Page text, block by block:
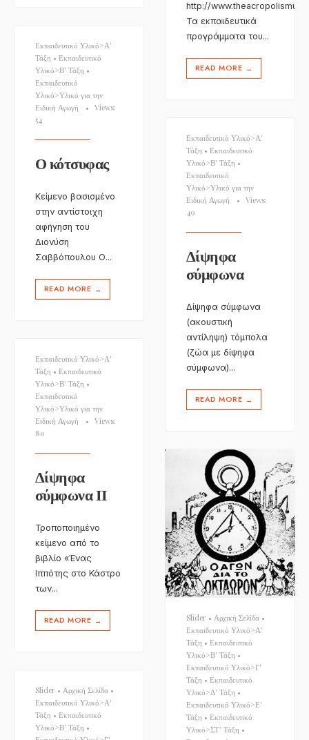
http://
Τα εκπαιδευτικά
προγράμματα του...
READ MORE →
Εκπαιδευτικό Υλικό>Α'
Τάξη • Εκπαιδευτικό
Υλικό>Β' Τάξη •
Εκπαιδευτικό
Υλικό>Υλικό για την
Ειδική Αγωγή
• Views:
54
Ο κότσυφας
Κείμενο βασισμένο
στην αντίστοιχη
αφήγηση του
Διονύση
Σαββόπουλου Ο...
READ MORE →
Εκπαιδευτικό Υλικό>Α'
Τάξη • Εκπαιδευτικό
Υλικό>Β' Τάξη •
Εκπαιδευτικό
Υλικό>Υλικό για την
Ειδική Αγωγή
• Views:
49
Δίψηφα
σύμφωνα
Δίψηφα σύμφωνα
(ακουστική
αντίληψη) τόμπολα
(ζώα με δίψηφα
σύμφωνα)...
READ MORE →
Εκπαιδευτικό Υλικό>Α'
Τάξη • Εκπαιδευτικό
Υλικό>Β' Τάξη •
Εκπαιδευτικό
Υλικό>Υλικό για την
Ειδική Αγωγή
• Views:
80
Δίψηφα
σύμφωνα ΙΙ
Τροποποιημένο
κείμενο από το
βιβλίο «Ένας
Ιππότης στο Κάστρο
των...
READ MORE → Slider • Αρχική Σελίδα •
Εκπαιδευτικό Υλικό>Α'
Τάξη • Εκπαιδευτικό
Υλικό>Β' Τάξη •
Εκπαιδευτικό Υλικό>Γ'
Τάξη • Εκπαιδευτικό
Υλικό>Δ' Τάξη •
Εκπαιδευτικό Υλικό>Ε'
Τάξη • Εκπαιδευτικό
Υλικό>ΣΤ' Τάξη •
Slider • Αρχική Σελίδα •
Εκπαιδευτικό Υλικό>Α'
Τάξη • Εκπαιδευτικό
Υλικό>Β' Τάξη •